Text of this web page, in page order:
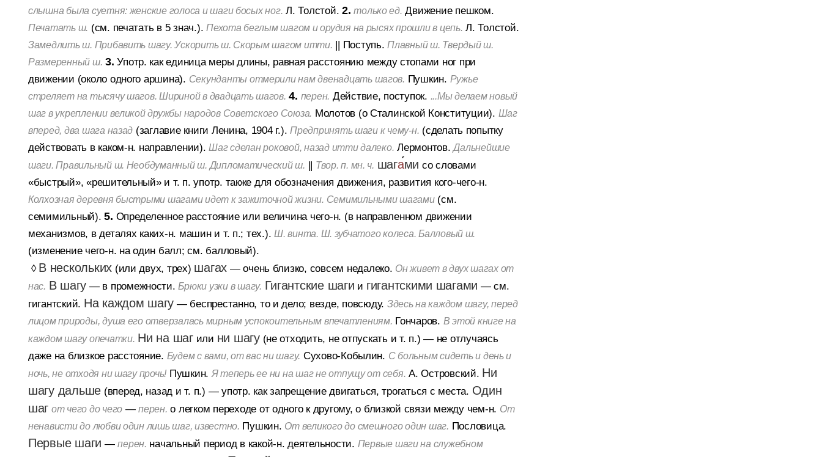
слышна была суетня: женские голоса и шаги босых ног. Л. Толстой. 2. только ед. Движение пешком.
Печатать ш. (см. печатать в 5 знач.).Пехота беглым шагом и орудия на рысях прошли в цепь. Л. Толстой.
Замедлить ш. Прибавить шагу. Ускорить ш. Скорым шагом итти. || Поступь. Плавный ш. Твердый ш.
Размеренный ш. 3. Употр. как единица меры длины, равная расстоянию между стопами ног при
движении (около одного аршина). Секунданты отмерили нам двенадцать шагов. Пушкин. Ружье
стреляет на тысячу шагов. Шириной в двадцать шагов. 4. перен. Действие, поступок. ...Мы делаем новый
шаг в укреплении великой дружбы народов Советского Союза. Молотов (о Сталинской Конституции). Шаг
вперед, два шага назад (заглавие книги Ленина, 1904 г.).Предпринять шаги к чему-н. (сделать попытку
действовать в каком-н. направлении).Шаг сделан роковой, назад итти далеко. Лермонтов.Дальнейшие
шаги. Правильный ш. Необдуманный ш. Дипломатический ш. || Твор. п. мн. ч. шагами со словами
«быстрый», «решительный» и т. п. употр. также для обозначения движения, развития кого-чего-н.
Колхозная деревня быстрыми шагами идет к зажиточной жизни. Семимильными шагами(см.
семимильный). 5. Определенное расстояние или величина чего-н. (в направленном движении
механизмов, в деталях каких-н. машин и т. п.; тех.). Ш. винта. Ш. зубчатого колеса. Балловый ш.
(изменение чего-н. на один балл; см. балловый).
◊ В нескольких (или двух, трех) шагах — очень близко, совсем недалеко. Он живет в двух шагах от
нас. В шагу — в промежности. Брюки узки в шагу. Гигантские шаги и гигантскими шагами — см.
гигантский. На каждом шагу — беспрестанно, то и дело; везде, повсюду. Здесь на каждом шагу, перед
лицом природы, душа его отверзалась мирным успокоительным впечатлениям. Гончаров. В этой книге на
каждом шагу опечатки. Ни на шагили ни шагу(не отходить, не отпускать и т. п.)— не отлучаясь
даже на близкое расстояние. Будем с вами, от вас ни шагу. Сухово-Кобылин. С больным сидеть и день и
ночь, не отходя ни шагу прочь!Пушкин. Я теперь ее ни на шаг не отпущу от себя. А. Островский. Ни
шагу дальше (вперед, назад и т. п.) — употр. как запрещение двигаться, трогаться с места. Один
шаг от чего до чего —перен. о легком переходе от одного к другому, о близкой связи между чем-н. От
ненависти до любви один лишь шаг, известно. Пушкин. От великого до смешного один шаг. Пословица.
Первые шаги —перен. начальный период в какой-н. деятельности. Первые шаги на служебном